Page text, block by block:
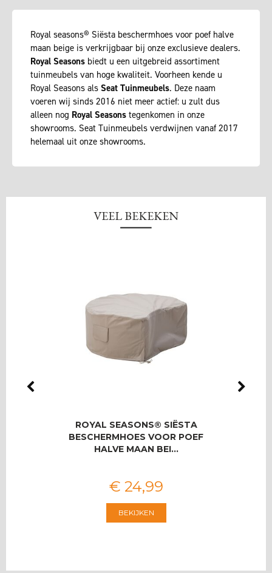
Royal seasons® Siësta beschermhoes voor poef halve
maan beige is verkrijgbaar bij onze exclusieve dealers.
Royal Seasons biedt u een uitgebreid assortiment
tuinmeubels van hoge kwaliteit. Voorheen kende u
Royal Seasons als Seat Tuinmeubels. Deze naam
voeren wij sinds 2016 niet meer actief: u zult dus
alleen nog Royal Seasons tegenkomen in onze
showrooms. Seat Tuinmeubels verdwijnen vanaf 2017
helemaal uit onze showrooms.
VEEL BEKEKEN
ROYAL SEASONS® SIËSTA
BESCHERMHOES VOOR POEF
HALVE MAAN BEI…
€ 24,99
BEKIJKEN